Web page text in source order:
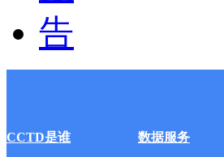
CCTD是谁 数据服务